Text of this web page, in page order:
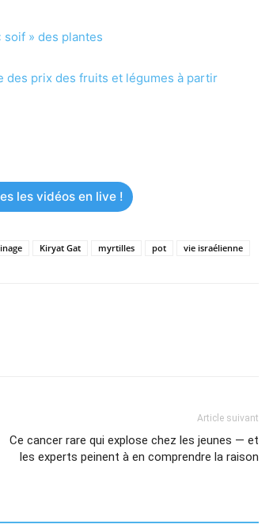
soif » des plantes
des prix des fruits et légumes à partir
les vidéos en live !
Kiryat Gat myrtilles pot vie israélienne
Article suivant
Ce cancer rare qui explose chez les jeunes — et
les experts peinent à en comprendre la raison